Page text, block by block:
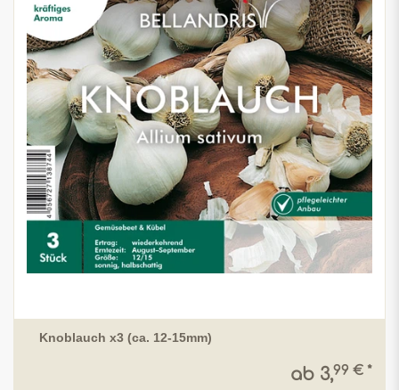
Knoblauch x3 (ca. 12-15mm)
ab 3,99 € *